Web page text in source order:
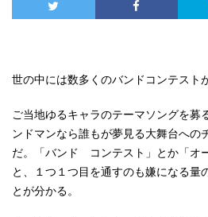
世の中には数多くのバンドコンテスト
ご当地ゆるキャラのテーマソングを募
ンドマンなら誰もが夢見る大舞台への
だ。「バンド コンテスト」とか「オ
と、１つ１つ目を通すのも嫌になる量
とが分かる。